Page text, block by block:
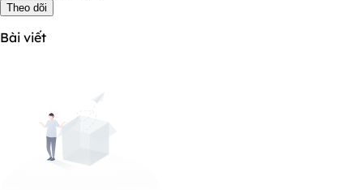
Theo dõi
Bài viết